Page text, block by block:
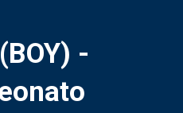
-